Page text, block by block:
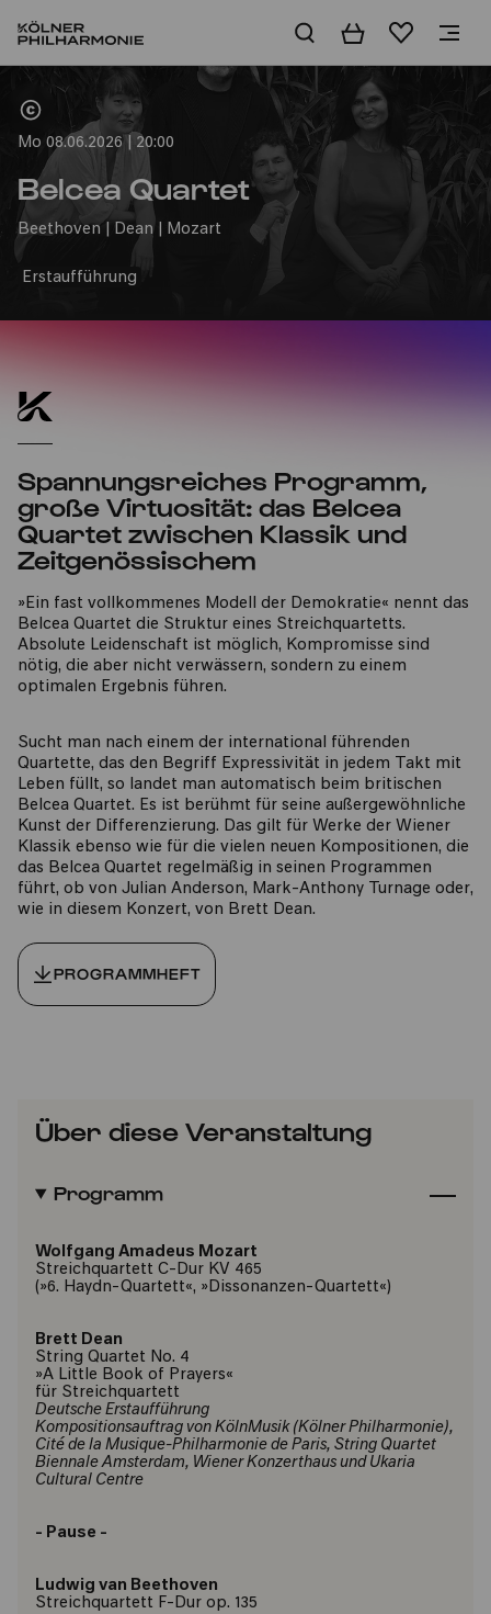
WarenkorbMerkliste
Mo 08.06.2026 | 20:00
Belcea Quartet
Beethoven | Dean | Mozart
Erstaufführung
Spannungsreiches Programm,
große Virtuosität: das Belcea
Quartet zwischen Klassik und
Zeitgenössischem
»Ein fast vollkommenes Modell der Demokratie« nennt das
Belcea Quartet die Struktur eines Streichquartetts.
Absolute Leidenschaft ist möglich, Kompromisse sind
nötig, die aber nicht verwässern, sondern zu einem
optimalen Ergebnis führen.
Sucht man nach einem der international führenden
Quartette, das den Begriff Expressivität in jedem Takt mit
Leben füllt, so landet man automatisch beim britischen
Belcea Quartet. Es ist berühmt für seine außergewöhnliche
Kunst der Differenzierung. Das gilt für Werke der Wiener
Klassik ebenso wie für die vielen neuen Kompositionen, die
das Belcea Quartet regelmäßig in seinen Programmen
führt, ob von Julian Anderson, Mark-Anthony Turnage oder,
wie in diesem Konzert, von Brett Dean.
PROGRAMMHEFT
Über diese Veranstaltung
Programm
Wolfgang Amadeus Mozart
Streichquartett C-Dur KV 465
(»6. Haydn-Quartett«, »Dissonanzen-Quartett«)
Brett Dean
String Quartet No. 4
»A Little Book of Prayers«
für Streichquartett
Deutsche Erstaufführung
Kompositionsauftrag von KölnMusik (Kölner Philharmonie),
Cité de la Musique-Philharmonie de Paris, String Quartet
Biennale Amsterdam, Wiener Konzerthaus und Ukaria
Cultural Centre
- Pause -
Ludwig van Beethoven
Streichquartett F-Dur op. 135